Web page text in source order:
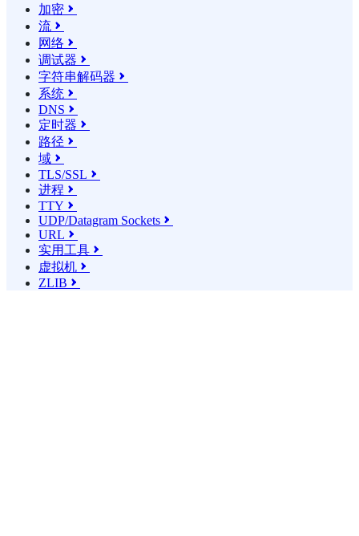
加密 
流 
网络 
调试器 
字符串解码器 
系统 
DNS 
定时器 
路径 
域 
TLS/SSL 
进程 
TTY 
UDP/Datagram Sockets 
URL 
实用工具 
虚拟机 
ZLIB 